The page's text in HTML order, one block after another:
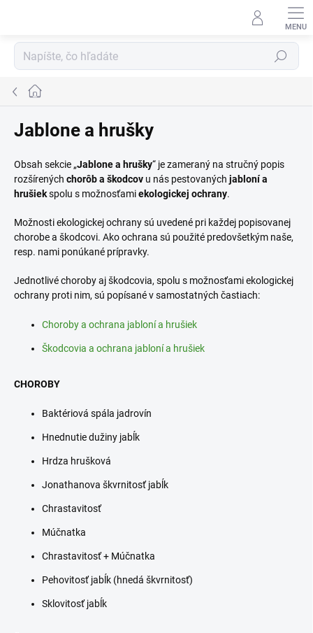
Hľadať
Domov
Jablone a hrušky
Obsah sekcie „Jablone a hrušky“ je zameraný na stručný popis
rozšírených chorôb a škodcov u nás pestovaných jabloní a
hrušiekspolu s možnosťamiekologickej ochrany.
Možnosti ekologickej ochrany sú uvedené pri každej popisovanej
chorobe a škodcovi. Ako ochrana sú použité predovšetkým naše,
resp. nami ponúkané prípravky.
Jednotlivé choroby aj škodcovia, spolu s možnosťami ekologickej
ochrany proti nim, sú popísané v samostatných častiach:
Choroby a ochrana jabloní a hrušiek
Škodcovia a ochrana jabloní a hrušiek
CHOROBY
Baktériová spála jadrovín
Hnednutie dužiny jabĺk
Hrdza hrušková
Jonathanova škvrnitosť jabĺk
Chrastavitosť
Múčnatka
Chrastavitosť + Múčnatka
Pehovitosť jabĺk (hnedá škvrnitosť)
Sklovitosť jabĺk